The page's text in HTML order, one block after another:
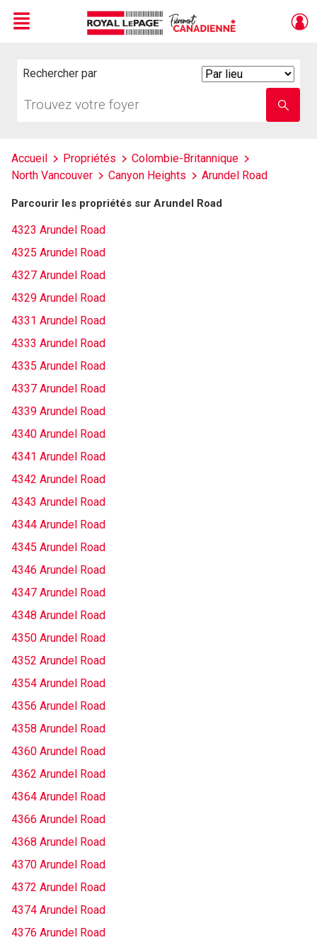
Menu
Rechercher par
votre
nom
Accueil Propriétés
Colombie-Britannique
North Vancouver
Canyon Heights Arundel Road
Parcourir les propriétés sur Arundel Road
4323 Arundel Road
4325 Arundel Road
4327 Arundel Road
4329 Arundel Road
4331 Arundel Road
4333 Arundel Road
4335 Arundel Road
4337 Arundel Road
4339 Arundel Road
4340 Arundel Road
4341 Arundel Road
4342 Arundel Road
4343 Arundel Road
4344 Arundel Road
4345 Arundel Road
4346 Arundel Road
4347 Arundel Road
4348 Arundel Road
4350 Arundel Road
4352 Arundel Road
4354 Arundel Road
4356 Arundel Road
4358 Arundel Road
4360 Arundel Road
4362 Arundel Road
4364 Arundel Road
4366 Arundel Road
4368 Arundel Road
4370 Arundel Road
4372 Arundel Road
4374 Arundel Road
4376 Arundel Road